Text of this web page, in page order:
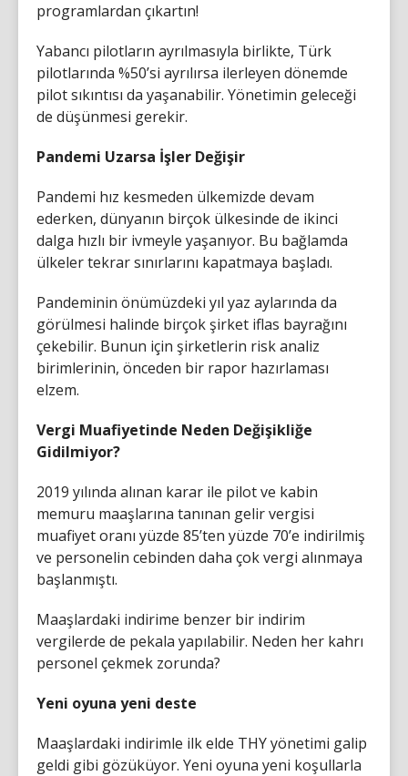
programlardan çıkartın!
Yabancı pilotların ayrılmasıyla birlikte, Türk
pilotlarında %50’si ayrılırsa ilerleyen dönemde
pilot sıkıntısı da yaşanabilir. Yönetimin geleceği
de düşünmesi gerekir.
Pandemi Uzarsa İşler Değişir
Pandemi hız kesmeden ülkemizde devam
ederken, dünyanın birçok ülkesinde de ikinci
dalga hızlı bir ivmeyle yaşanıyor. Bu bağlamda
ülkeler tekrar sınırlarını kapatmaya başladı.
Pandeminin önümüzdeki yıl yaz aylarında da
görülmesi halinde birçok şirket iflas bayrağını
çekebilir. Bunun için şirketlerin risk analiz
birimlerinin, önceden bir rapor hazırlaması
elzem.
Vergi Muafiyetinde Neden Değişikliğe
Gidilmiyor?
2019 yılında alınan karar ile pilot ve kabin
memuru maaşlarına tanınan gelir vergisi
muafiyet oranı yüzde 85’ten yüzde 70’e indirilmiş
ve personelin cebinden daha çok vergi alınmaya
başlanmıştı.
Maaşlardaki indirime benzer bir indirim
vergilerde de pekala yapılabilir. Neden her kahrı
personel çekmek zorunda?
Yeni oyuna yeni deste
Maaşlardaki indirimle ilk elde THY yönetimi galip
geldi gibi gözüküyor. Yeni oyuna yeni koşullarla